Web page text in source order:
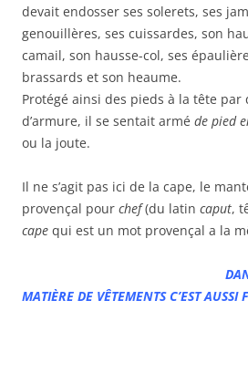
devait endosser ses solerets, ses
genouillères, ses cuissardes, son
camail, son hausse-col, ses
brassards et son heaume.
Protégé ainsi des pieds à la tête
d’armure, il se sentait armé de pied
ou la joute.
Il ne s’agit pas ici de la cape, le
provençal pour chef(du latin caput,
cape qui est un mot provençal a la
MATIÈRE DE VÊTEMENTS C’EST AUSSI